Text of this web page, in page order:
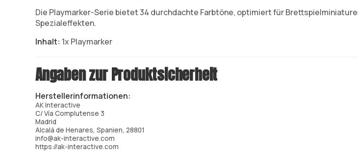
Die Playmarker-Serie bietet 34 durchdachte Farbtöne, optimiert für
Spezialeffekten.
Inhalt: 1x Playmarker
Angaben zur Produktsicherheit
Herstellerinformationen:
AK Interactive
C/ Vía Complutense 3
Madrid
Alcalá de Henares, Spanien, 28801
info@ak-interactive.com
https://ak-interactive.com